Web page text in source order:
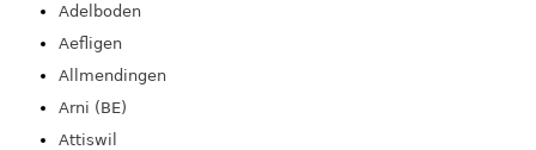
Adelboden
Aefligen
Allmendingen
Arni (BE)
Attiswil